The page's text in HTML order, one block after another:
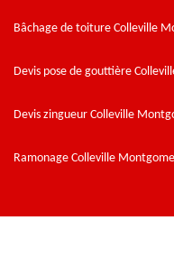
Bâchage de toiture Colleville
Devis pose de gouttière
Devis zingueur Colleville
Ramonage Colleville